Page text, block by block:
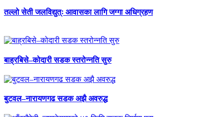
तल्लो सेती जलविद्युत्ः आवासका लागि जग्गा अधिग्रहण
बाह्रबिसे–कोदारी सडक स्तरोन्नति सुरु
बुटवल–नारायणगढ सडक अझै अवरुद्ध